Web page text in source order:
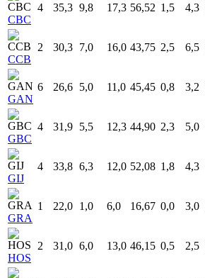
CBC
4 35,3 9,8 17,3 56,52 1,5 4,3
CCB
2 30,3 7,0 16,0 43,75 2,5 6,5
GAN
6 26,6 5,0 11,0 45,45 0,8 3,2
GBC
4 31,9 5,5 12,3 44,90 2,3 5,0
GIJ
4 33,8 6,3 12,0 52,08 1,8 4,3
GRA
1 22,0 1,0 6,0 16,67 0,0 3,0
HOS
2 31,0 6,0 13,0 46,15 0,5 2,5